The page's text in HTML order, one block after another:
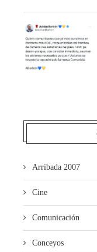
Arribada 2007
Cine
Comunicación
Conceyos